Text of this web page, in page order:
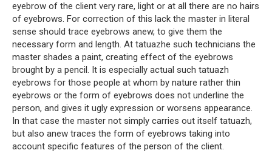
eyebrow of the client very rare, light or at all there are no hairs
of eyebrows. For correction of this lack the master in literal
sense should trace eyebrows anew, to give them the
necessary form and length. At tatuazhe such technicians the
master shades a paint, creating effect of the eyebrows
brought by a pencil. It is especially actual such tatuazh
eyebrows for those people at whom by nature rather thin
eyebrows or the form of eyebrows does not underline the
person, and gives it ugly expression or worsens appearance.
In that case the master not simply carries out itself tatuazh,
but also anew traces the form of eyebrows taking into
account specific features of the person of the client.